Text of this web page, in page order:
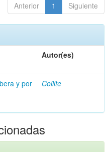
Anterior 1 Siguiente
Autor(es)
y por
Coillte